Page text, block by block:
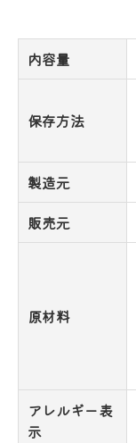
内容量
保存方法
製造元
販売元
原材料
アレルギー表
示